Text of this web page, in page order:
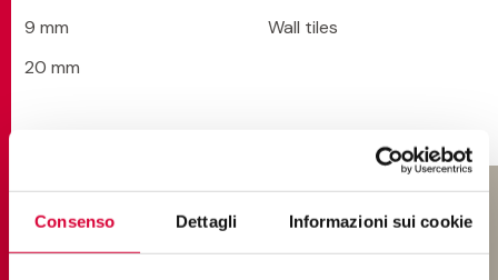
Consenso Dettagli Informazioni sui cookie
9 mm
20 mm
Wall tiles
PORCELAIN STONEWARE: DESIGN
YOUR SPACE